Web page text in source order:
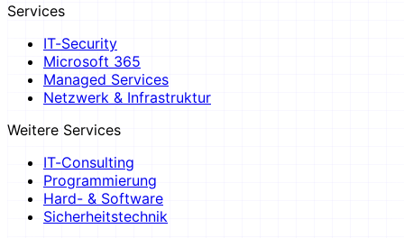
Services
IT-Security
Microsoft 365
Managed Services
Netzwerk & Infrastruktur
Weitere Services
IT-Consulting
Programmierung
Hard- & Software
Sicherheitstechnik